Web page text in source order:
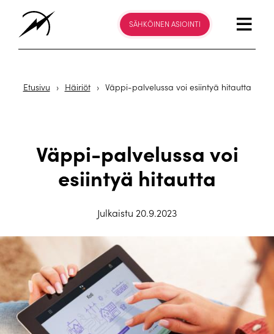
SÄHKÖINEN ASIOINTI
Etusivu › Häiriöt › Väppi-palvelussa voi esiintyä hitautta
Väppi-palvelussa voi
esiintyä hitautta
Julkaistu 20.9.2023